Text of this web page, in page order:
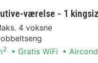
værelse - 1
4 voksne
2 Gratis WiFi